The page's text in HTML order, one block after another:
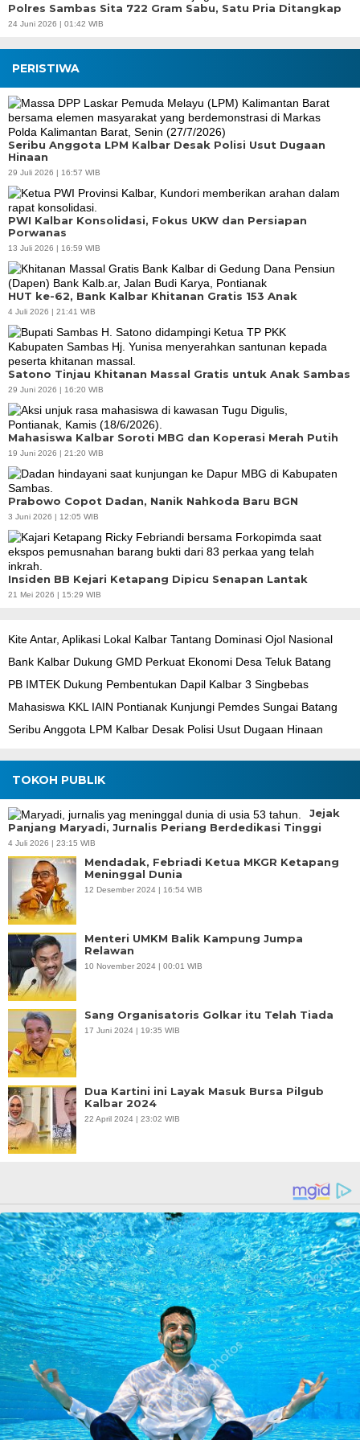
Polres Sambas Sita 722 Gram Sabu, Satu Pria Ditangkap
24 Juni 2026 | 01:42 WIB
PERISTIWA
Seribu Anggota LPM Kalbar Desak Polisi Usut Dugaan
Hinaan
29 Juli 2026 | 16:57 WIB
PWI Kalbar Konsolidasi, Fokus UKW dan Persiapan
Porwanas
13 Juli 2026 | 16:59 WIB
HUT ke-62, Bank Kalbar Khitanan Gratis 153 Anak
4 Juli 2026 | 21:41 WIB
Satono Tinjau Khitanan Massal Gratis untuk Anak Sambas
29 Juni 2026 | 16:20 WIB
Mahasiswa Kalbar Soroti MBG dan Koperasi Merah Putih
19 Juni 2026 | 21:20 WIB
Prabowo Copot Dadan, Nanik Nahkoda Baru BGN
3 Juni 2026 | 12:05 WIB
Insiden BB Kejari Ketapang Dipicu Senapan Lantak
21 Mei 2026 | 15:29 WIB
Kite Antar, Aplikasi Lokal Kalbar Tantang Dominasi Ojol Nasional
Bank Kalbar Dukung GMD Perkuat Ekonomi Desa Teluk Batang
PB IMTEK Dukung Pembentukan Dapil Kalbar 3 Singbebas
Mahasiswa KKL IAIN Pontianak Kunjungi Pemdes Sungai Batang
Seribu Anggota LPM Kalbar Desak Polisi Usut Dugaan Hinaan
TOKOH PUBLIK
Jejak
Panjang Maryadi, Jurnalis Periang Berdedikasi Tinggi
4 Juli 2026 | 23:15 WIB
Mendadak, Febriadi Ketua MKGR Ketapang
Meninggal Dunia
12 Desember 2024 | 16:54 WIB
Menteri UMKM Balik Kampung Jumpa
Relawan
10 November 2024 | 00:01 WIB
Sang Organisatoris Golkar itu Telah Tiada
17 Juni 2024 | 19:35 WIB
Dua Kartini ini Layak Masuk Bursa Pilgub
Kalbar 2024
22 April 2024 | 23:02 WIB